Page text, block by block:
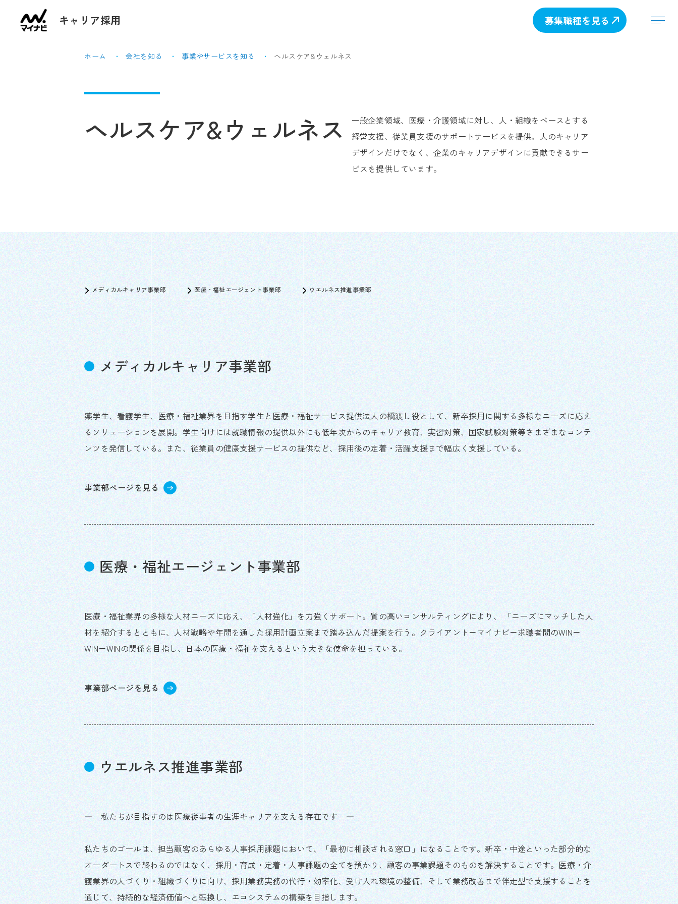
キャリア採用 募集職種を見る
ホーム 会社を知る 事業やサービスを知る ヘルスケア&ウェルネス
ヘルスケア&ウェルネス
一般企業領域、医療・介護領域に対し、人・組織をベースとする
経営支援、従業員支援のサポートサービスを提供。人のキャリア
デザインだけでなく、企業のキャリアデザインに貢献できるサー
ビスを提供しています。
メディカルキャリア事業部 医療・福祉エージェント事業部 ウエルネス推進事業部
メディカルキャリア事業部
薬学生、看護学生、医療・福祉業界を目指す学生と医療・福祉サービス提供法人の橋渡し役として、新卒採用に関する多様なニーズに応え
るソリューションを展開。学生向けには就職情報の提供以外にも低年次からのキャリア教育、実習対策、国家試験対策等さまざまなコンテ
ンツを発信している。また、従業員の健康支援サービスの提供など、採用後の定着・活躍支援まで幅広く支援している。
事業部ページを見る
医療・福祉エージェント事業部
医療・福祉業界の多様な人材ニーズに応え、「人材強化」を力強くサポート。質の高いコンサルティングにより、 「ニーズにマッチした人
材を紹介するとともに、人材戦略や年間を通した採用計画立案まで踏み込んだ提案を行う。クライアント－マイナビ－求職者間のWIN－
WIN－WINの関係を目指し、日本の医療・福祉を支えるという大きな使命を担っている。
事業部ページを見る
ウエルネス推進事業部
― 私たちが目指すのは医療従事者の生涯キャリアを支える存在です ―
私たちのゴールは、担当顧客のあらゆる人事採用課題において、「最初に相談される窓口」になることです。新卒・中途といった部分的な
オーダートスで終わるのではなく、採用・育成・定着・人事課題の全てを預かり、顧客の事業課題そのものを解決することです。医療・介
護業界の人づくり・組織づくりに向け、採用業務実務の代行・効率化、受け入れ環境の整備、そして業務改善まで伴走型で支援することを
通じて、持続的な経済価値へと転換し、エコシステムの構築を目指します。